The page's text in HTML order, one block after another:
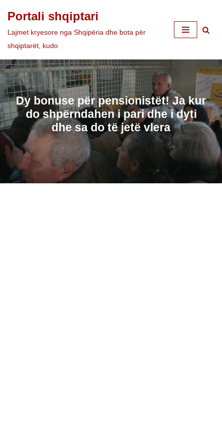
Skip
to
Portali shqiptari
Lajmet kryesore nga Shqipëria dhe bota për
shqiptarët, kudo
Dy bonuse për pensionistët! Ja kur
do shpërndahen i pari dhe i dyti
dhe sa do të jetë vlera